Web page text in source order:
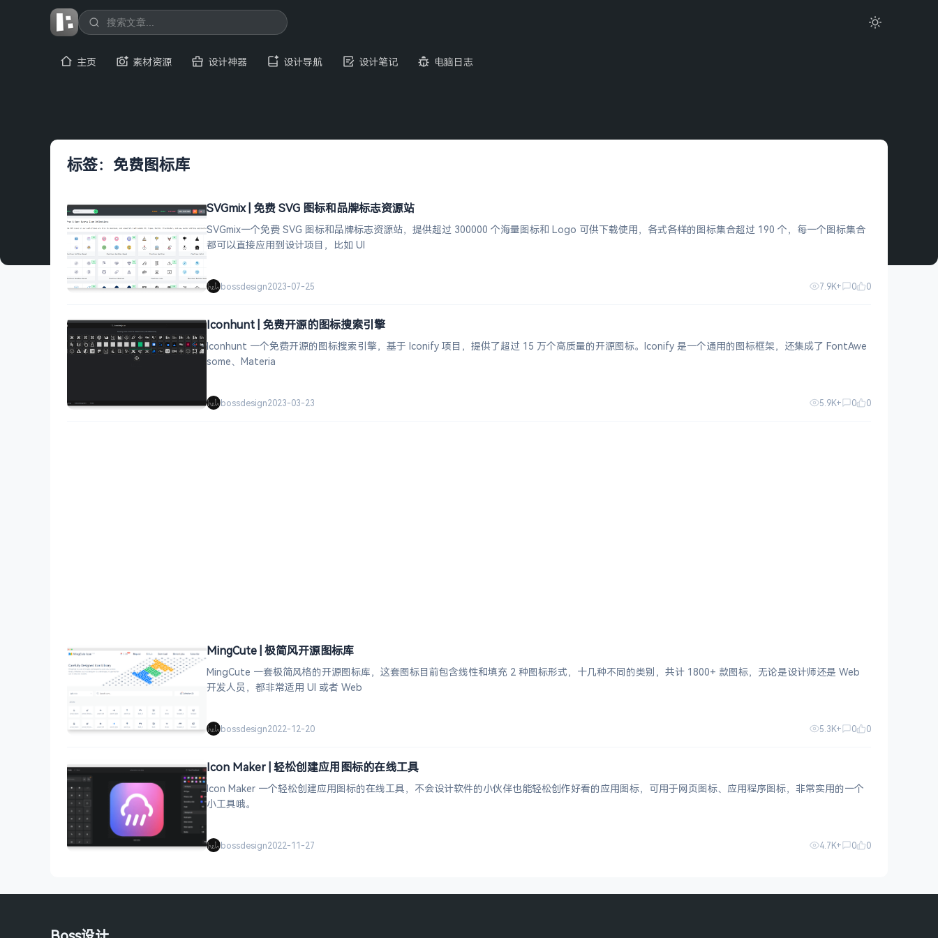
主页 素材资源 设计神器 设计导航 设计笔记 电脑日志
标签：免费图标库
SVGmix | 免费 SVG 图标和品牌标志资源站
SVGmix一个免费 SVG 图标和品牌标志资源站，提供超过 300000 个海量图标和 Logo 可供下载使用，各式各样的图标集合超过 190 个，每一个图标集合
都可以直接应用到设计项目，比如 UI
bossdesign2023-07-25 7.9K+ 0 0
Iconhunt | 免费开源的图标搜索引擎
Iconhunt 一个免费开源的图标搜索引擎，基于 Iconify 项目，提供了超过 15 万个高质量的开源图标。Iconify 是一个通用的图标框架，还集成了 FontAwe
some、Materia
bossdesign2023-03-23 5.9K+ 0 0
MingCute | 极简风开源图标库
MingCute 一套极简风格的开源图标库，这套图标目前包含线性和填充 2 种图标形式，十几种不同的类别，共计 1800+ 款图标，无论是设计师还是 Web
开发人员，都非常适用 UI 或者 Web
bossdesign2022-12-20 5.3K+ 0 0
Icon Maker | 轻松创建应用图标的在线工具
Icon Maker 一个轻松创建应用图标的在线工具，不会设计软件的小伙伴也能轻松创作好看的应用图标，可用于网页图标、应用程序图标，非常实用的一个
小工具哦。
bossdesign2022-11-27 4.7K+ 0 0